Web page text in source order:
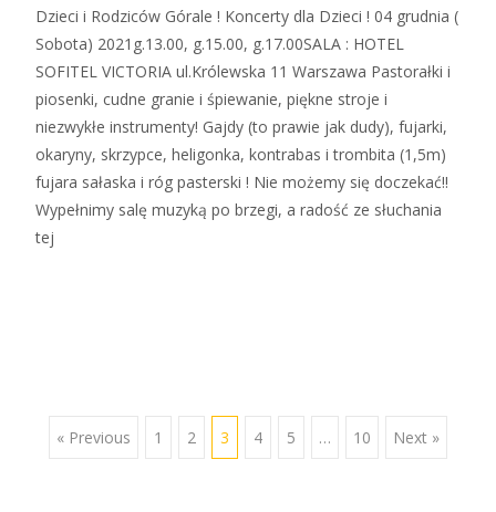
Dzieci i Rodziców Górale ! Koncerty dla Dzieci ! 04 grudnia (
Sobota) 2021g.13.00, g.15.00, g.17.00SALA : HOTEL
SOFITEL VICTORIA ul.Królewska 11 Warszawa Pastorałki i
piosenki, cudne granie i śpiewanie, piękne stroje i
niezwykłe instrumenty! Gajdy (to prawie jak dudy), fujarki,
okaryny, skrzypce, heligonka, kontrabas i trombita (1,5m)
fujara sałaska i róg pasterski ! Nie możemy się doczekać!!
Wypełnimy salę muzyką po brzegi, a radość ze słuchania
tej
« Previous 1 2 3 4 5 … 10 Next »